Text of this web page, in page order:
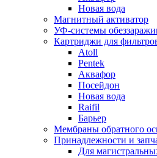
Новая вода
Магнитный активатор
УФ-системы
Картриджи для
Atoll
Pentek
Аквафор
Посейдон
Новая вода
Raifil
Барьер
Мембраны обратного
Принадлежности и
Для